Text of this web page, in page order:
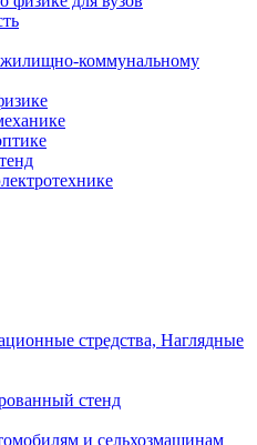
коммунальному
стредства, Наглядные
стенд
и сельхозмашинам